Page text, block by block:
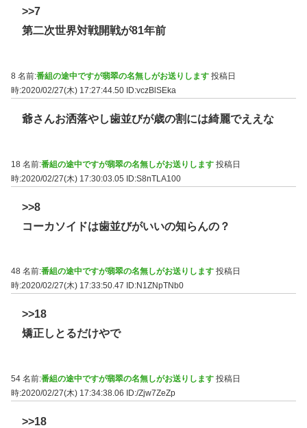
>>7
第二次世界対戦開戦が81年前
8 名前:番組の途中ですが翡翠の名無しがお送りします 投稿日
時:2020/02/27(木) 17:27:44.50 ID:vczBlSEka
爺さんお洒落やし歯並びが歳の割には綺麗でええな
18 名前:番組の途中ですが翡翠の名無しがお送りします 投稿日
時:2020/02/27(木) 17:30:03.05 ID:S8nTLA100
>>8
コーカソイドは歯並びがいいの知らんの？
48 名前:番組の途中ですが翡翠の名無しがお送りします 投稿日
時:2020/02/27(木) 17:33:50.47
ID:N1ZNpTNb0
>>18
矯正しとるだけやで
54 名前:番組の途中ですが翡翠の名無しがお送りします 投稿日
時:2020/02/27(木) 17:34:38.06 ID:/Zjw7ZeZp
>>18